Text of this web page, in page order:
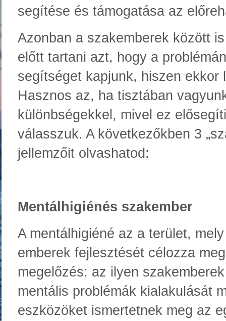
segítése és támogatása az
Azonban a szakemberek között
előtt tartani azt, hogy a
segítséget kapjunk, hiszen ekkor
Hasznos az, ha tisztában
különbségekkel, mivel ez
válasszuk. A következőkben 3
jellemzőit olvashatod:
Mentálhigiénés szakember
A mentálhigiéné az a terület,
emberek fejlesztését célozza
megelőzés: az ilyen
mentális problémák kialakulását
eszközöket ismertetnek meg az